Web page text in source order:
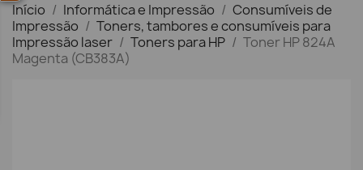
Início Informática e Impressão
Consumíveis de
Impressão
Toners, tambores e consumíveis para
Impressão laser
Toners para HP
Toner HP 824A
Magenta (CB383A)